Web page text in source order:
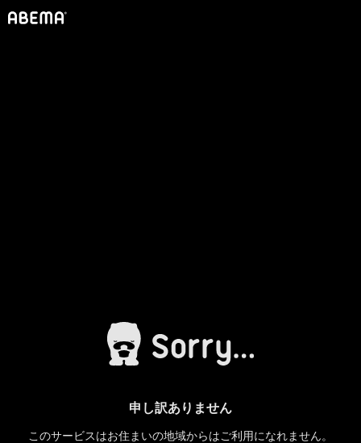
申し訳ありません
このサービスはお住まいの地域からはご利用になれません。